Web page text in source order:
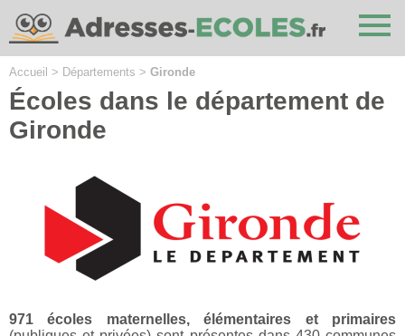
Accueil > Départements > Gironde
Écoles dans le département de
Gironde
971 écoles maternelles, élémentaires et primaires